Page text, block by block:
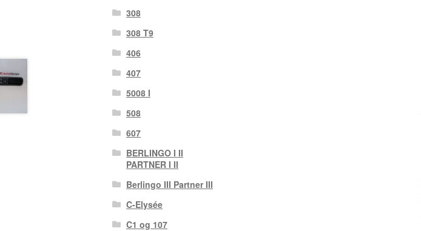
308
308 T9
406
407
5008 I
508
607
BERLINGO I II
PARTNER I II
Berlingo III Partner III
C-Elysée
C1 og 107